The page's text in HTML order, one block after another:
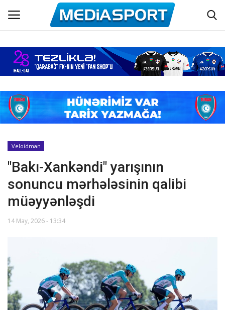
Əsas
Azərbaycan futbolu
Maraqlı
Əlaqə
Haqqımızda
Köşə yazıları
Hadisə
Olimpiada
Layihə
Veloidman
"Bakı-Xankəndi" yarışının
sonuncu mərhələsinin qalibi
müəyyənləşdi
14 May, 2026 - 13:34